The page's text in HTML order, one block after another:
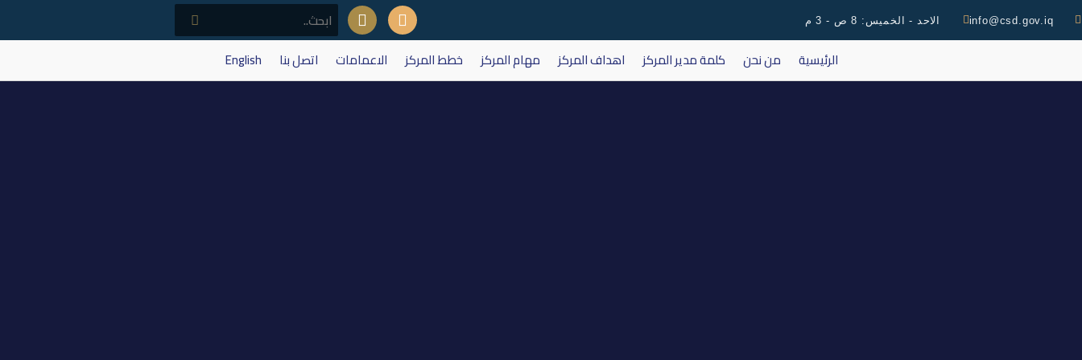
info@csd.gov.iq الاحد - الخميس: 8 ص - 3 م
الرئيسية من نحن كلمة مدير المركز اهداف المركز مهام المركز خطط المركز الاعمامات اتصل بنا English